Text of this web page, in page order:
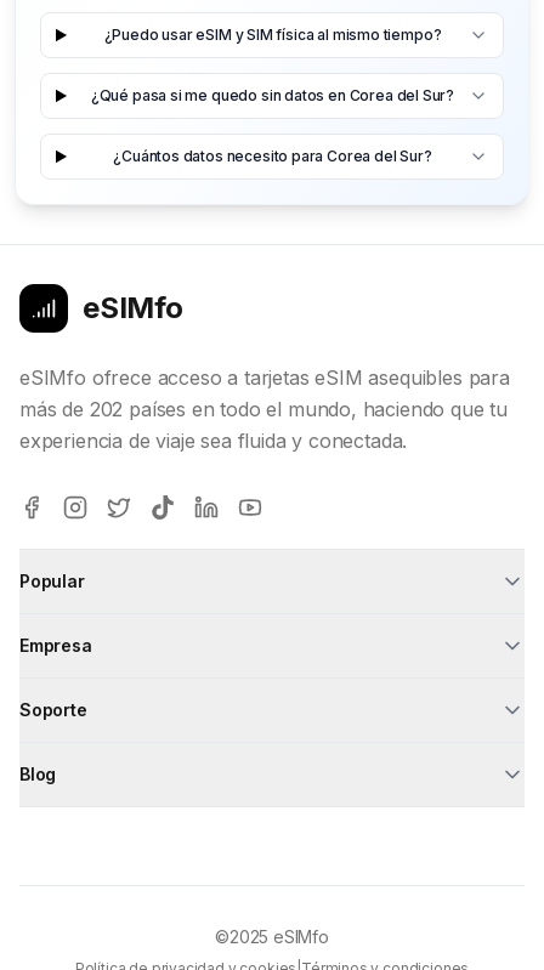
¿Puedo usar eSIM y SIM física al mismo tiempo?
¿Qué pasa si me quedo sin datos en Corea del Sur?
¿Cuántos datos necesito para Corea del Sur?
eSIMfo
eSIMfo ofrece acceso a tarjetas eSIM asequibles para
más de 202 países en todo el mundo, haciendo que tu
experiencia de viaje sea fluida y conectada.
Popular
Empresa
Soporte
Blog
©2025 eSIMfo